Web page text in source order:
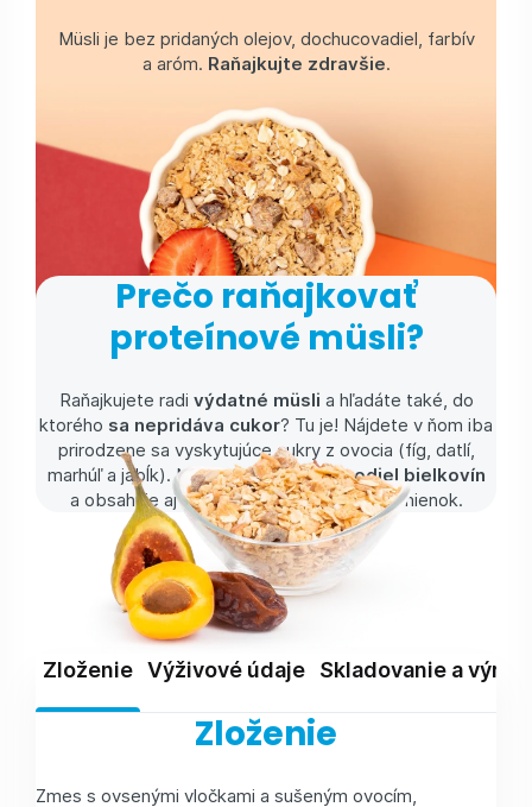
Müsli je bez pridaných olejov, dochucovadiel, farbív
a aróm. Raňajkujte zdravšie.
Prečo raňajkovať
proteínové müsli?
Raňajkujete radi výdatné müsli a hľadáte také, do
ktorého sa nepridáva cukor? Tu je! Nájdete v ňom iba
prirodzene sa vyskytujúce cukry z ovocia (fíg, datlí,
marhúľ a jabĺk). Navyše mávysoký podiel bielkovín
a obsahuje ajzdravé tukyv podobe semienok.
Zloženie Výživové údaje Skladovanie a
Zloženie
Zmes s ovsenými vločkami a sušeným ovocím,